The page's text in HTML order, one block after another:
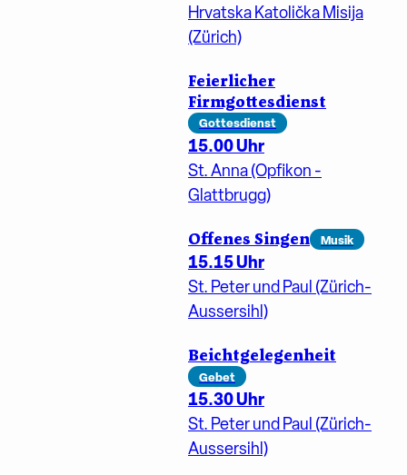
Hrvatska Katolička Misija
(Zürich)
Feierlicher
Firmgottesdienst
Gottesdienst
15.00 Uhr
St. Anna (Opfikon -
Glattbrugg)
Offenes Singen Musik
15.15 Uhr
St. Peter und Paul (Zürich-
Aussersihl)
Beichtgelegenheit
Gebet
15.30 Uhr
St. Peter und Paul (Zürich-
Aussersihl)